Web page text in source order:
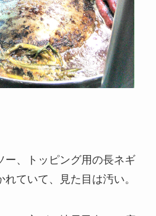
ー、トッピング用の長ネギ
ていて、見た目は汚い。